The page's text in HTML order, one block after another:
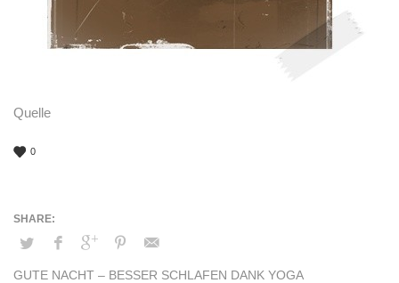
Quelle
0
GUTE NACHT – BESSER SCHLAFEN DANK YOGA